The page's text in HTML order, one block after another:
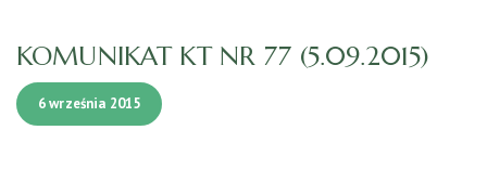
KOMUNIKAT KT NR 77 (5.09.2015)
6 września 2015